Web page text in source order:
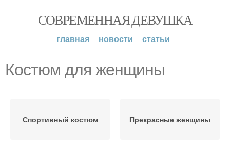
СОВРЕМЕННАЯ ДЕВУШКА
главная новости статьи
Костюм для женщины
Спортивный костюм Прекрасные женщины